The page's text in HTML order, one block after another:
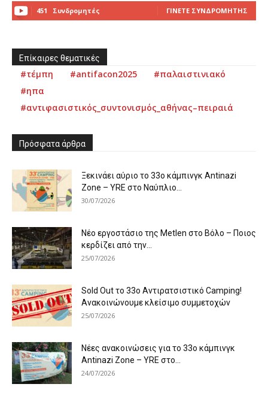
451 Συνδρομητές ΓΊΝΕΤΕ ΣΥΝΔΡΟΜΗΤΉΣ
Επίκαιρες θεματικές
#τέμπη #antifacon2025
#παλαιστινιακό
#ηπα
#αντιφασιστικός_συντονισμός_αθήνας–πειραιά
Πρόσφατα άρθρα
Ξεκινάει αύριο το 33ο κάμπινγκ Antinazi
Zone – YRE στο Ναύπλιο...
30/07/2026
Νέο εργοστάσιο της Metlen στο Βόλο – Ποιος
κερδίζει από την...
25/07/2026
Sold Out το 33ο Αντιρατσιστικό Camping!
Ανακοινώνουμε κλείσιμο συμμετοχών
25/07/2026
Νέες ανακοινώσεις για το 33ο κάμπινγκ
Antinazi Zone – YRE στο...
24/07/2026